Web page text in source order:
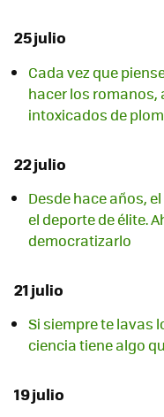
25 julio
Cada vez que
hacer los romanos,
intoxicados de
22 julio
Desde hace años,
el deporte de élite.
democratizarlo
21 julio
Si siempre te lavas
ciencia tiene algo
19 julio